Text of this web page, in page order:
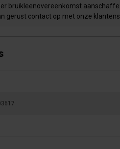
bruikleenovereenkomst
gerust contact op met onze